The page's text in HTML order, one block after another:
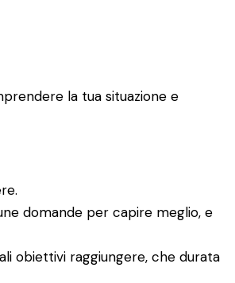
la tua situazione e
domande per capire meglio, e
obiettivi raggiungere, che durata